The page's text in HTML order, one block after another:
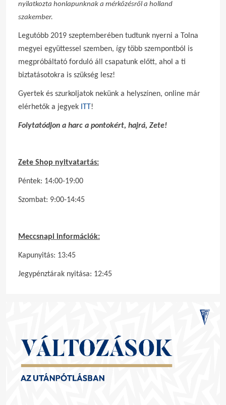
nyilatkozta honlapunknak a mérkőzésről a holland
szakember.
Legutóbb 2019 szeptemberében tudtunk nyerni a Tolna
megyei együttessel szemben, így több szempontból is
megpróbáltató forduló áll csapatunk előtt, ahol a ti
biztatásotokra is szükség lesz!
Gyertek és szurkoljatok nekünk a helyszínen, online már
elérhetők a jegyek ITT!
Folytatódjon a harc a pontokért, hajrá, Zete!
Zete Shop nyitvatartás:
Péntek: 14:00-19:00
Szombat: 9:00-14:45
Meccsnapi információk:
Kapunyitás: 13:45
Jegypénztárak nyitása: 12:45